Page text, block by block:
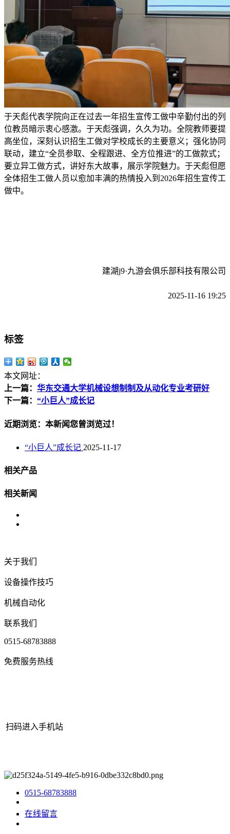
于天彪代表学院向正在过去一年招生宣传工做中辛勤付出的列
位教员暗示衷心感激。于天彪强调，久久为功。全院教师要提
高坐位，深刻认识招生工做对学校成长的主要意义；强化协同
联动，建立“全员参取、全程跟进、全方位推进”的工做款式；
要立异工做方式，讲好东大故事，展示学院魅力。于天彪但愿
全体招生工做人员以愈加丰满的热情投入到2026年招生宣传工
做中。
建湖j9·九游会俱乐部科技有限公司
2025-11-16 19:25
标签
本文网址：
上一篇： 华东交通大学机械设想制制及从动化专业考研好
下一篇： “小巨人”成长记
近期浏览：本新闻您曾浏览过！
“小巨人”成长记 2025-11-17
相关产品
相关新闻
关于我们
设备操作技巧
机械自动化
联系我们
0515-68783888
免费服务热线
扫码进入手机站
0515-68783888
在线留言